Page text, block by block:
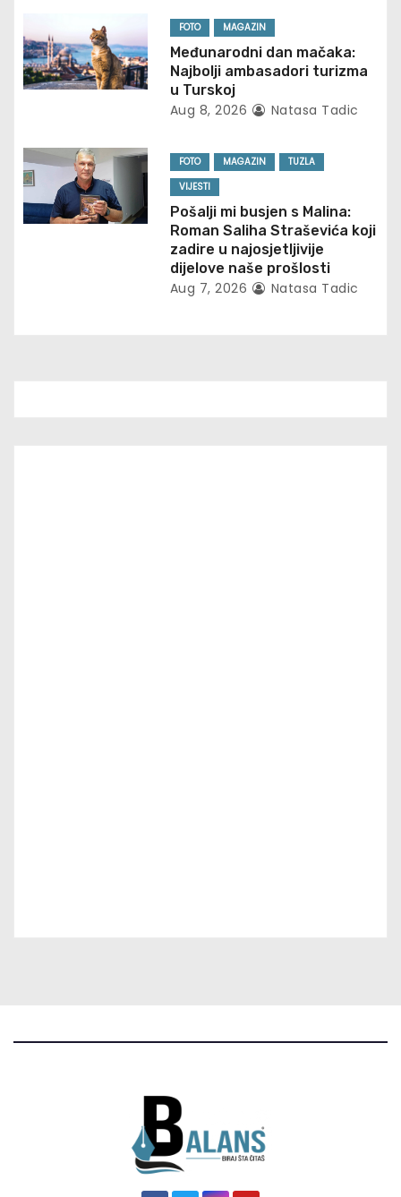
g
a
i
o
n
FOTO MAGAZIN
Međunarodni dan mačaka:
Najbolji ambasadori turizma
u Turskoj
Aug 8, 2026 Natasa Tadic
FOTO MAGAZIN
TUZLA
VIJESTI
Pošalji mi busjen s Malina:
Roman Saliha Straševića koji
zadire u najosjetljivije
dijelove naše prošlosti
Aug 7, 2026 Natasa Tadic